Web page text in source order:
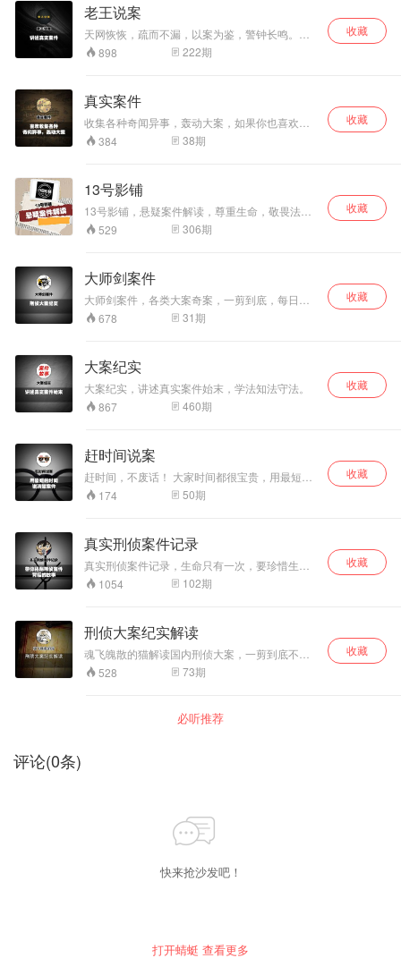
老王说案
天网恢恢，疏而不漏，以案为鉴，警钟长鸣。讲
述真实案件，学会知法守法。
898 222期
收藏
真实案件
收集各种奇闻异事，轰动大案，如果你也喜欢就
交个朋友吧！
384 38期
收藏
13号影铺
13号影铺，悬疑案件解读，尊重生命，敬畏法
律。529 306期
收藏
大师剑案件
大师剑案件，各类大案奇案，一剪到底，每日更
新。尊重生命，敬畏法律。
678 31期
收藏
大案纪实
大案纪实，讲述真实案件始末，学法知法守法。
867
460期
收藏
赶时间说案
赶时间，不废话！ 大家时间都很宝贵，用最短的
时间说清楚案件！
174 50期
收藏
真实刑侦案件记录
真实刑侦案件记录，生命只有一次，要珍惜生
命,，随时随地提高安全意识。
1054 102期
收藏
刑侦大案纪实解读
魂飞魄散的猫解读国内刑侦大案，一剪到底不啰
嗦，让你身临现场。
528 73期
收藏
必听推荐
评论(0条)
快来抢沙发吧！
打开蜻蜓 查看更多